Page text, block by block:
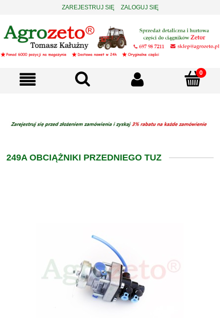
ZAREJESTRUJ SIĘ ZALOGUJ SIĘ
249A OBCIĄŻNIKI PRZEDNIEGO TUZ